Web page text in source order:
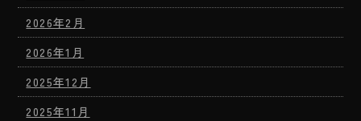
2026年2月
2026年1月
2025年12月
2025年11月